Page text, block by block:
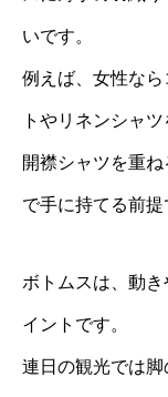
いです。
例えば、女性な
トやリネンシャ
開襟シャツを重
で手に持てる前提
ボトムスは、動
イントです。
連日の観光では